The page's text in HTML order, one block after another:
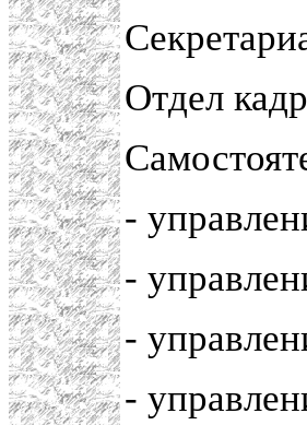
Отдел
-
-
-
-